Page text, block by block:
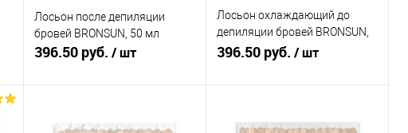
Лосьон после депиляции
бровей BRONSUN, 50 мл
396.50 руб. / шт
Лосьон охлаждающий до
депиляции бровей BRONSUN,
50 мл
396.50 руб. / шт